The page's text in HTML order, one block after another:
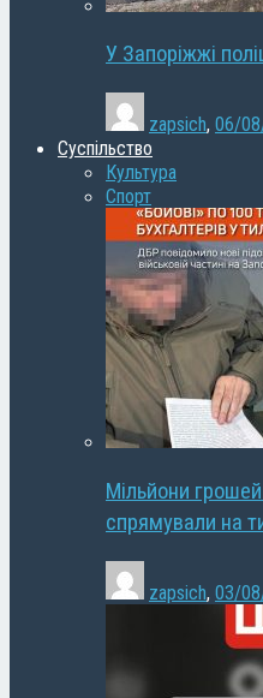
У Запоріжжі
zapsich, 06/
Суспільство
Культура
Спорт
Мільйони
спрямували на
zapsich, 03/